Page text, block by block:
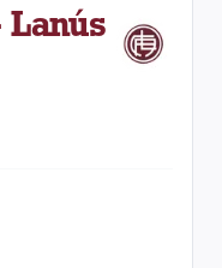
Lanús